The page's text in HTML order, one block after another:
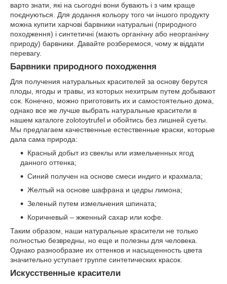
варто знати, які на сьогодні вони бувають і з чим краще
поєднуються. Для додання кольору того чи іншого продукту
можна купити харчові барвники натуральні (природного
походження) і синтетичні (мають органічну або неорганічну
природу) барвники. Давайте розберемося, чому ж віддати
перевагу.
Барвники природного походження
Для получения натуральных красителей за основу берутся
плоды, ягоды и травы, из которых нехитрым путем добывают
сок. Конечно, можно приготовить их и самостоятельно дома,
однако все же лучше выбрать натуральные красители в
нашем каталоге zolotoytrufel и обойтись без лишней суеты.
Мы предлагаем качественные естественные краски, которые
дала сама природа:
Красный добыт из свеклы или измельченных ягод
данного оттенка;
Синий получен на основе смеси индиго и крахмала;
Желтый на основе шафрана и цедры лимона;
Зеленый путем измельчения шпината;
Коричневый – жженный сахар или кофе.
Таким образом, наши натуральные красители не только
полностью безвредны, но еще и полезны для человека.
Однако разнообразие их оттенков и насыщенность цвета
значительно уступает группе синтетических красок.
Искусственные красители